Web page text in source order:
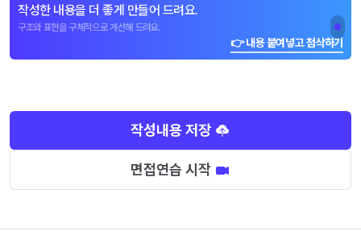
작성한 내용을 더 좋게 만들어 드려요.
구조와 표현을 구체적으로 개선해 드려요.
👉 내용 붙여넣고 첨삭하기
작성내용 저장
면접연습 시작